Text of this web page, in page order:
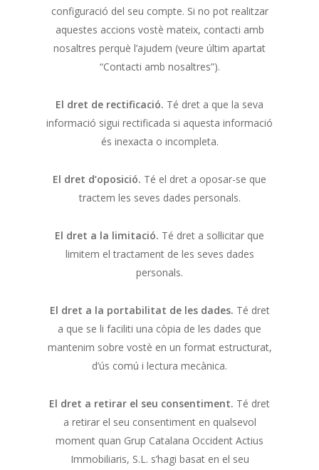
configuració del seu compte. Si no pot realitzar
aquestes accions vostè mateix, contacti amb
nosaltres perquè l’ajudem (veure últim apartat
“Contacti amb nosaltres”).
El dret de rectificació. Té dret a que la seva
informació sigui rectificada si aquesta informació
és inexacta o incompleta.
El dret d’oposició. Té el dret a oposar-se que
tractem les seves dades personals.
El dret a la limitació. Té dret a sol·licitar que
limitem el tractament de les seves dades
personals.
El dret a la portabilitat de les dades. Té dret
a que se li faciliti una còpia de les dades que
mantenim sobre vostè en un format estructurat,
d’ús comú i lectura mecànica.
El dret a retirar el seu consentiment. Té dret
a retirar el seu consentiment en qualsevol
moment quan Grup Catalana Occident Actius
Immobiliaris, S.L. s’hagi basat en el seu